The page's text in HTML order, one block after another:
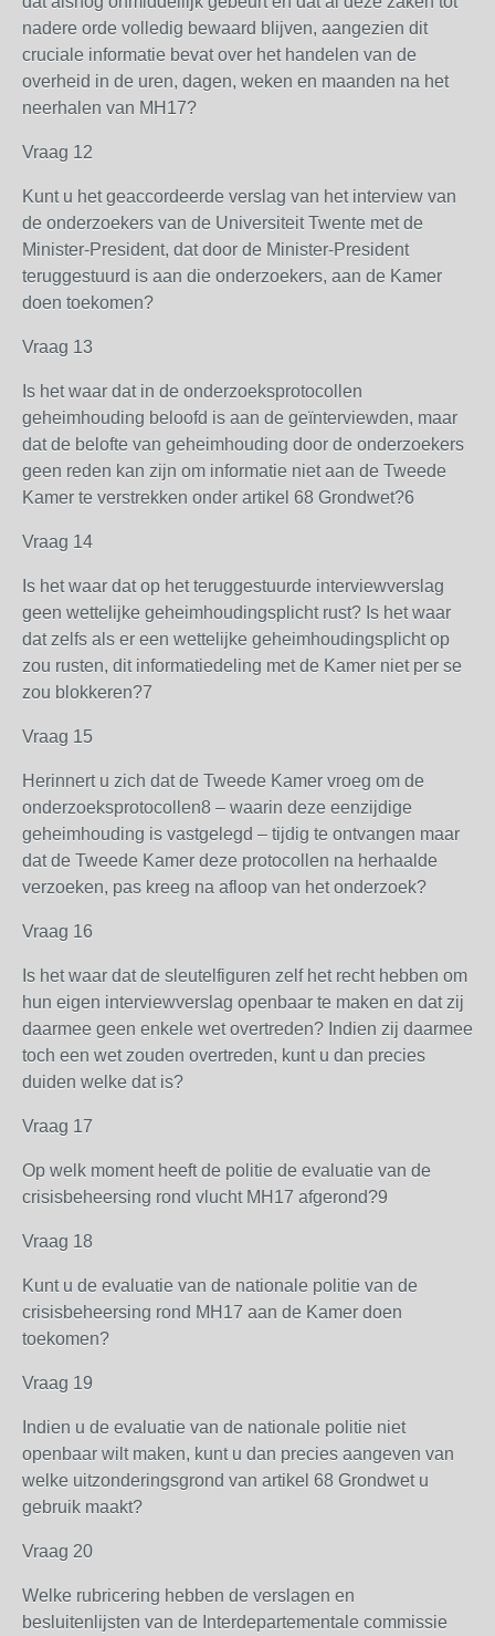
nadere orde volledig bewaard blijven, aangezien dit
cruciale informatie bevat over het handelen van de
overheid in de uren, dagen, weken en maanden na het
neerhalen van MH17?
Vraag 12
Kunt u het geaccordeerde verslag van het interview van
de onderzoekers van de Universiteit Twente met de
Minister-President, dat door de Minister-President
teruggestuurd is aan die onderzoekers, aan de Kamer
doen toekomen?
Vraag 13
Is het waar dat in de onderzoeksprotocollen
geheimhouding beloofd is aan de geïnterviewden, maar
dat de belofte van geheimhouding door de onderzoekers
geen reden kan zijn om informatie niet aan de Tweede
Kamer te verstrekken onder artikel 68 Grondwet?6
Vraag 14
Is het waar dat op het teruggestuurde interviewverslag
geen wettelijke geheimhoudingsplicht rust? Is het waar
dat zelfs als er een wettelijke geheimhoudingsplicht op
zou rusten, dit informatiedeling met de Kamer niet per se
zou blokkeren?7
Vraag 15
Herinnert u zich dat de Tweede Kamer vroeg om de
onderzoeksprotocollen8 – waarin deze eenzijdige
geheimhouding is vastgelegd – tijdig te ontvangen maar
dat de Tweede Kamer deze protocollen na herhaalde
verzoeken, pas kreeg na afloop van het onderzoek?
Vraag 16
Is het waar dat de sleutelfiguren zelf het recht hebben om
hun eigen interviewverslag openbaar te maken en dat zij
daarmee geen enkele wet overtreden? Indien zij daarmee
toch een wet zouden overtreden, kunt u dan precies
duiden welke dat is?
Vraag 17
Op welk moment heeft de politie de evaluatie van de
crisisbeheersing rond vlucht MH17 afgerond?9
Vraag 18
Kunt u de evaluatie van de nationale politie van de
crisisbeheersing rond MH17 aan de Kamer doen
toekomen?
Vraag 19
Indien u de evaluatie van de nationale politie niet
openbaar wilt maken, kunt u dan precies aangeven van
welke uitzonderingsgrond van artikel 68 Grondwet u
gebruik maakt?
Vraag 20
Welke rubricering hebben de verslagen en
besluitenlijsten van de Interdepartementale commissie